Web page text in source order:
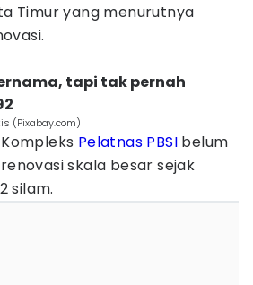
Timur yang menurutnya
tapi tak pernah
(Pixabay.com)
Pelatnas PBSI belum
skala besar sejak
silam.